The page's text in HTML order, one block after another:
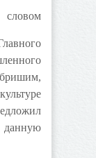
данную